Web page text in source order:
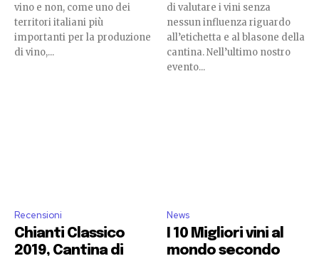
vino e non, come uno dei
territori italiani più
importanti per la produzione
di vino,...
di valutare i vini senza
nessun influenza riguardo
all’etichetta e al blasone della
cantina. Nell’ultimo nostro
evento...
Recensioni
Chianti Classico
2019, Cantina di
News
I 10 Migliori vini al
mondo secondo